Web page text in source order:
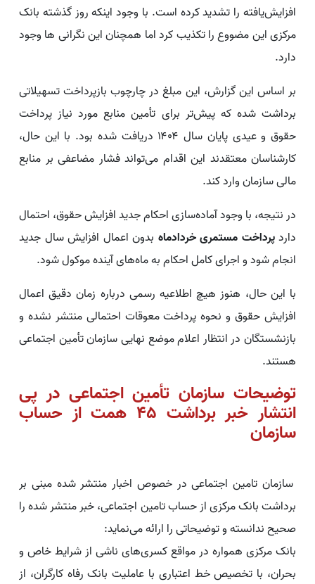
افزایش‌یافته را تشدید کرده است. با وجود اینکه روز گذشته بانک
مرکزی این مضووع را تکذیب کرد اما همچنان این نگرانی ها وجود
دارد.
بر اساس این گزارش، این مبلغ در چارچوب بازپرداخت تسهیلاتی
برداشت شده که پیش‌تر برای تأمین منابع مورد نیاز پرداخت
حقوق و عیدی پایان سال ۱۴۰۴ دریافت شده بود. با این حال،
کارشناسان معتقدند این اقدام می‌تواند فشار مضاعفی بر منابع
مالی سازمان وارد کند.
در نتیجه، با وجود آماده‌سازی احکام جدید افزایش حقوق، احتمال
داردپرداخت مستمری خردادماه بدون اعمال افزایش سال جدید
انجام شود و اجرای کامل احکام به ماه‌های آینده موکول شود.
با این حال، هنوز هیچ اطلاعیه رسمی درباره زمان دقیق اعمال
افزایش حقوق و نحوه پرداخت معوقات احتمالی منتشر نشده و
بازنشستگان در انتظار اعلام موضع نهایی سازمان تأمین اجتماعی
هستند.
توضیحات سازمان تأمین اجتماعی در پی
انتشار خبر برداشت ۴۵ همت از حساب
سازمان
سازمان تامین اجتماعی در خصوص اخبار منتشر شده مبنی بر
برداشت بانک مرکزی از حساب تامین اجتماعی، خبر منتشر شده را
صحیح ندانسته و توضیحاتی را ارائه می‌نماید:
بانک مرکزی همواره در مواقع کسری‌های ناشی از شرایط خاص و
بحران، با تخصیص خط اعتباری با عاملیت بانک رفاه کارگران، از